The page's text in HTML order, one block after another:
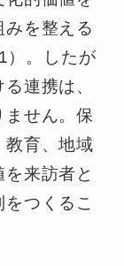
を整える
）。したが
連携は、
せん。保
教育、地域
来訪者と
つくるこ